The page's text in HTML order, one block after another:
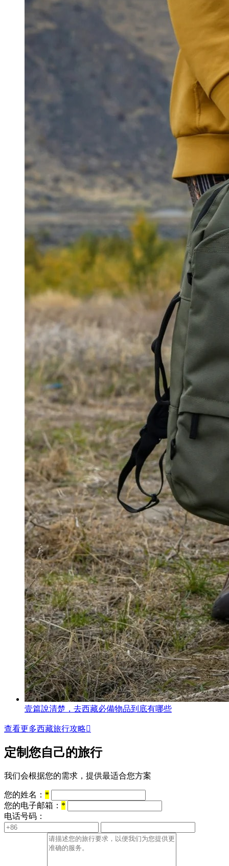
壹篇說清楚，去西藏必備物品到底有哪些
查看更多西藏旅行攻略
定制您自己的旅行
我们会根据您的需求，提供最适合您方案
您的姓名： *
您的电子邮箱： *
电话号码：